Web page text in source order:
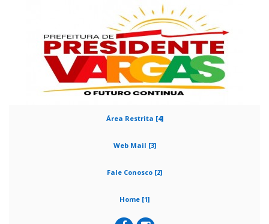
Área Restrita [4]
Web Mail [3]
Fale Conosco [2]
Home [1]